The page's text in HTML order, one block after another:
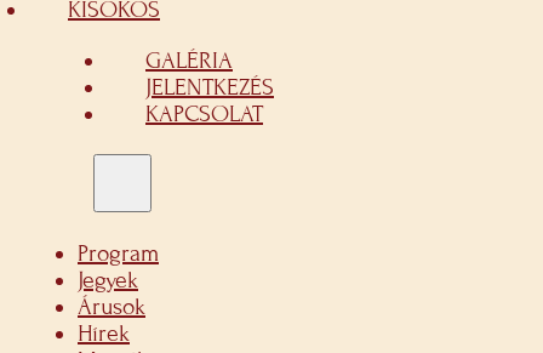
KISOKOS
GALÉRIA
JELENTKEZÉS
KAPCSOLAT
Program
Jegyek
Árusok
Hírek